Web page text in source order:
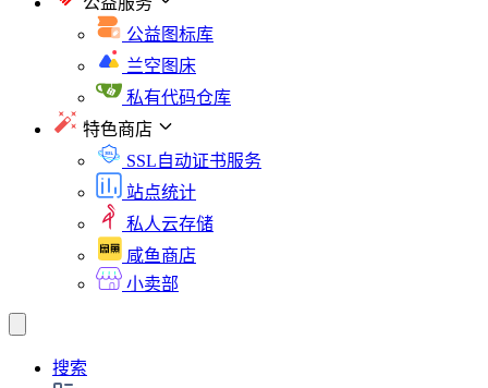
公益图标库
兰空图床
私有代码仓库
特色商店
SSL自动证书服务
站点统计
私人云存储
咸鱼商店
小卖部
搜索